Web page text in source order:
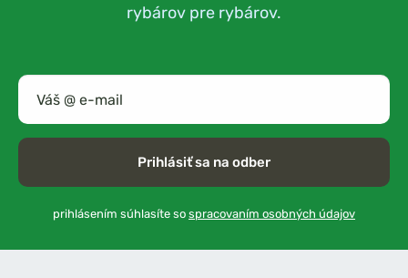
rybárov pre rybárov.
Prihlásiť sa na odber
prihlásením súhlasíte so spracovaním osobných údajov